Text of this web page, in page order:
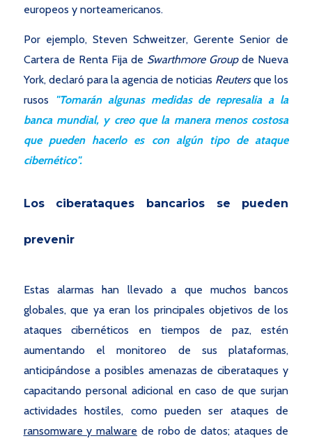
europeos y norteamericanos.
Por ejemplo, Steven Schweitzer, Gerente Senior de
Cartera de Renta Fija de Swarthmore Groupde Nueva
York, declaró para la agencia de noticias Reutersque los
rusos
"Tomarán algunas medidas de represalia a la
banca mundial, y creo que la manera menos costosa
que pueden hacerlo es con algún tipo de ataque
cibernético".
Los ciberataques bancarios se pueden
prevenir
Estas alarmas han llevado a que muchos bancos
globales, que ya eran los principales objetivos de los
ataques cibernéticos en tiempos de paz, estén
aumentando el monitoreo de sus plataformas,
anticipándose a posibles amenazas de ciberataques y
capacitando personal adicional en caso de que surjan
actividades hostiles, como pueden ser ataques de
ransomware y malware de robo de datos; ataques de